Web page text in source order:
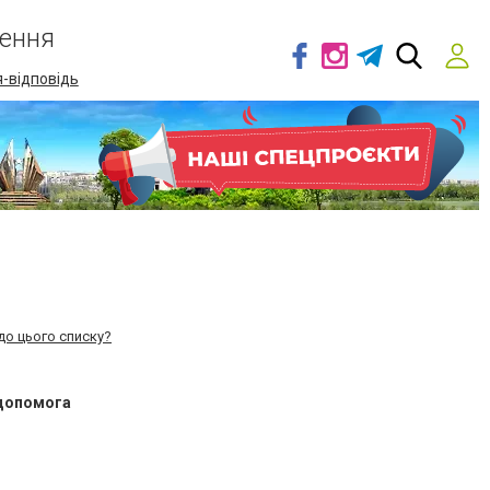
відповідь
цього списку?